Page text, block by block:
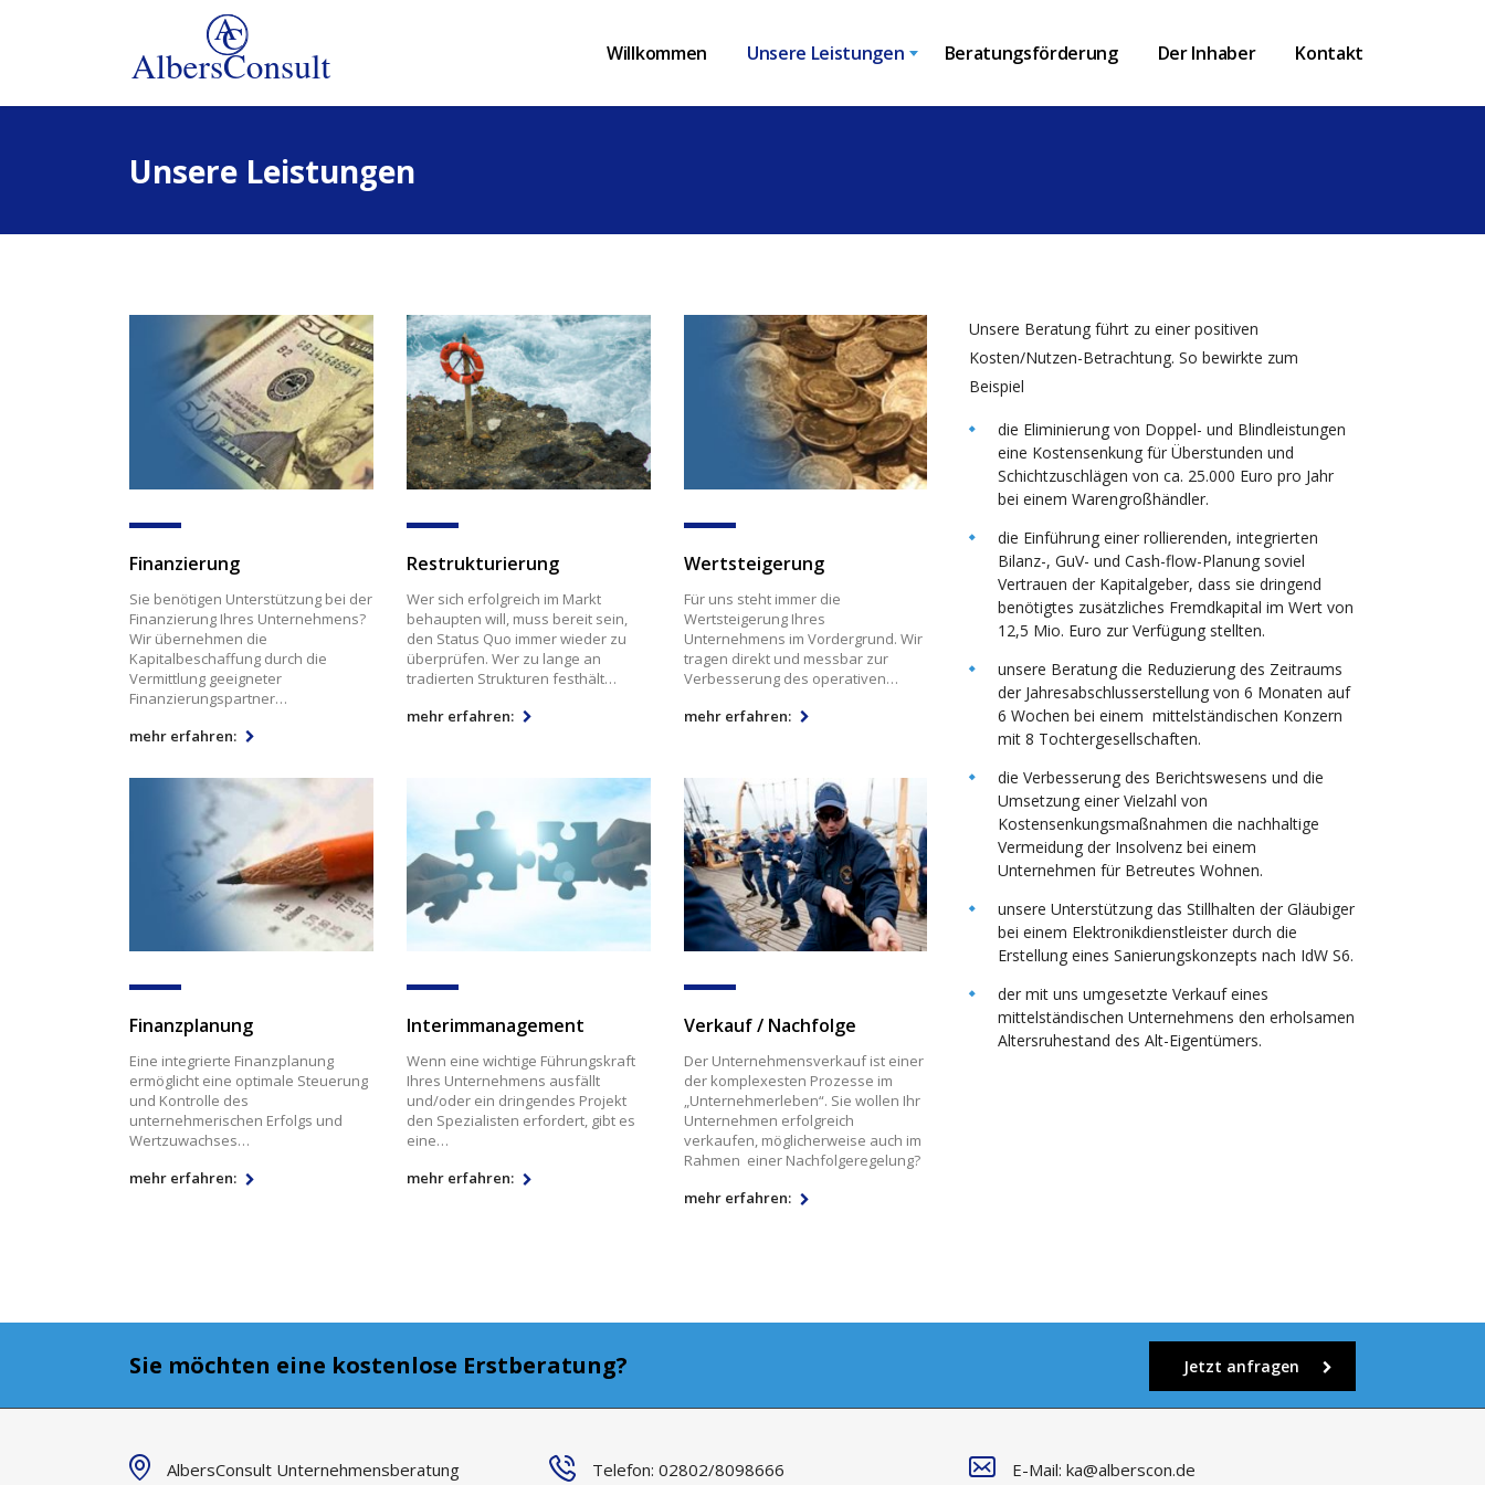
Willkommen Unsere Leistungen Beratungsförderung Der Inhaber Kontakt
Unsere Leistungen
Finanzierung
Sie benötigen Unterstützung bei der
Finanzierung Ihres Unternehmens?
Wir übernehmen die
Kapitalbeschaffung durch die
Vermittlung geeigneter
Finanzierungspartner…
mehr erfahren:
Restrukturierung
Wer sich erfolgreich im Markt
behaupten will, muss bereit sein,
den Status Quo immer wieder zu
überprüfen. Wer zu lange an
tradierten Strukturen festhält…
mehr erfahren:
Wertsteigerung
Für uns steht immer die
Wertsteigerung Ihres
Unternehmens im Vordergrund. Wir
tragen direkt und messbar zur
Verbesserung des operativen…
mehr erfahren:
Finanzplanung
Eine integrierte Finanzplanung
ermöglicht eine optimale Steuerung
und Kontrolle des
unternehmerischen Erfolgs und
Wertzuwachses…
mehr erfahren:
Interimmanagement
Wenn eine wichtige Führungskraft
Ihres Unternehmens ausfällt
und/oder ein dringendes Projekt
den Spezialisten erfordert, gibt es
eine…
mehr erfahren:
Verkauf / Nachfolge
Der Unternehmensverkauf ist einer
der komplexesten Prozesse im
„Unternehmerleben“. Sie wollen Ihr
Unternehmen erfolgreich
verkaufen, möglicherweise auch im
Rahmen einer Nachfolgeregelung?
mehr erfahren:
Unsere Beratung führt zu einer positiven
Kosten/Nutzen-Betrachtung. So bewirkte zum
Beispiel
die Eliminierung von Doppel- und Blindleistungen
eine Kostensenkung für Überstunden und
Schichtzuschlägen von ca. 25.000 Euro pro Jahr
bei einem Warengroßhändler.
die Einführung einer rollierenden, integrierten
Bilanz-, GuV- und Cash-flow-Planung soviel
Vertrauen der Kapitalgeber, dass sie dringend
benötigtes zusätzliches Fremdkapital im Wert von
12,5 Mio. Euro zur Verfügung stellten.
unsere Beratung die Reduzierung des Zeitraums
der Jahresabschlusserstellung von 6 Monaten auf
6 Wochen bei einem mittelständischen Konzern
mit 8 Tochtergesellschaften.
die Verbesserung des Berichtswesens und die
Umsetzung einer Vielzahl von
Kostensenkungsmaßnahmen die nachhaltige
Vermeidung der Insolvenz bei einem
Unternehmen für Betreutes Wohnen.
unsere Unterstützung das Stillhalten der Gläubiger
bei einem Elektronikdienstleister durch die
Erstellung eines Sanierungskonzepts nach IdW S6.
der mit uns umgesetzte Verkauf eines
mittelständischen Unternehmens den erholsamen
Altersruhestand des Alt-Eigentümers.
Sie möchten eine kostenlose Erstberatung? Jetzt anfragen
AlbersConsult Unternehmensberatung Telefon: 02802/8098666 E-Mail: ka@alberscon.de